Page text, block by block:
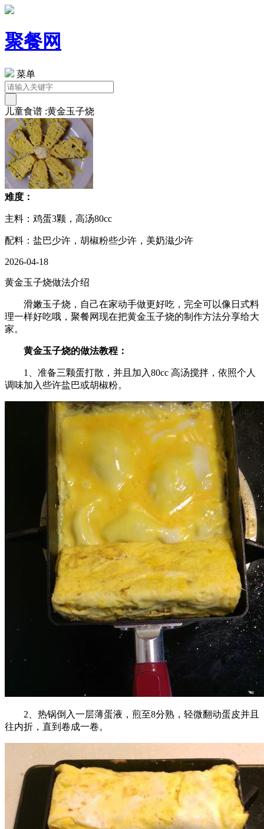
聚餐网
菜单
儿童食谱 :黄金玉子烧
难度：
主料：鸡蛋3颗，高汤80cc
配料：盐巴少许，胡椒粉些少许，美奶滋少许
2026-04-18
黄金玉子烧做法介绍
滑嫩玉子烧，自己在家动手做更好吃，完全可以像日式料
理一样好吃哦，聚餐网现在把黄金玉子烧的制作方法分享给大
家。
黄金玉子烧的做法教程：
1、准备三颗蛋打散，并且加入80cc 高汤搅拌，依照个人
调味加入些许盐巴或胡椒粉。
2、热锅倒入一层薄蛋液，煎至8分熟，轻微翻动蛋皮并且
往内折，直到卷成一卷。